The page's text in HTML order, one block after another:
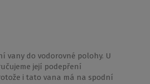
vany do vodorovné polohy. U
její podepření
i tato vana má na spodní